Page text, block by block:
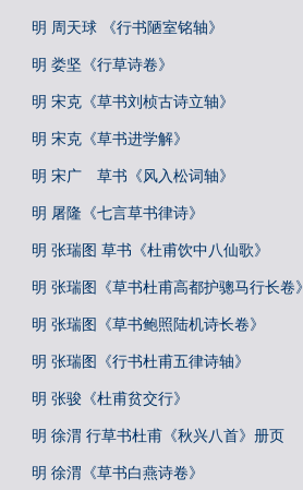
明 周天球 《行书陋室铭轴》
明 娄坚《行草诗卷》
明 宋克《草书刘桢古诗立轴》
明 宋克《草书进学解》
明 宋广 草书《风入松词轴》
明 屠隆《七言草书律诗》
明 张瑞图 草书《杜甫饮中八仙歌》
明 张瑞图《草书杜甫高都护骢马行长卷》
明 张瑞图《草书鲍照陆机诗长卷》
明 张瑞图《行书杜甫五律诗轴》
明 张骏《杜甫贫交行》
明 徐渭 行草书杜甫《秋兴八首》册页
明 徐渭《草书白燕诗卷》